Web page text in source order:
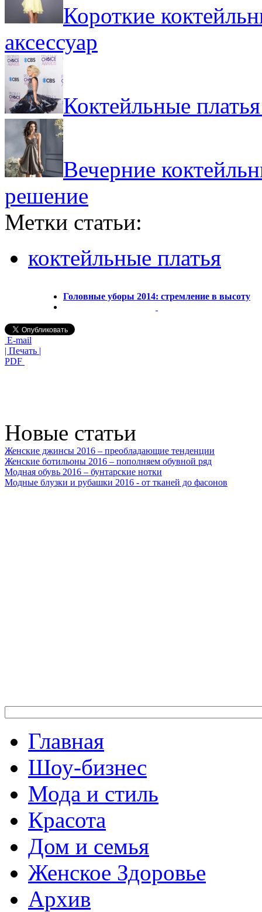
Короткие
аксессуар
Коктейльные
Вечерние
решение
Метки статьи:
коктейльные платья
Головные уборы 2014: стремление в высоту
E-mail
| Печать |
PDF
Новые статьи
Женские джинсы 2016 – преобладающие тенденции
Женские ботильоны 2016 – пополняем обувной ряд
Модная обувь 2016 – бунтарские нотки
Модные блузки и рубашки 2016 - от тканей до фасонов
Главная
Шоу-бизнес
Мода и стиль
Красота
Дом и семья
Женское Здоровье
Архив